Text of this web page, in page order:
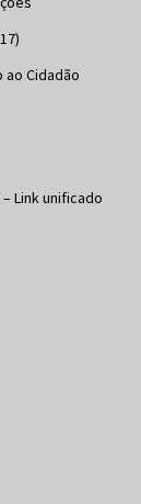
ao Cidadão
Link unificado